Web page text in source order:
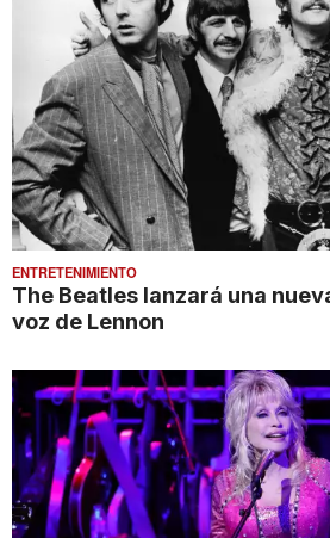
ENTRETENIMIENTO
The Beatles lanzará una
voz de Lennon